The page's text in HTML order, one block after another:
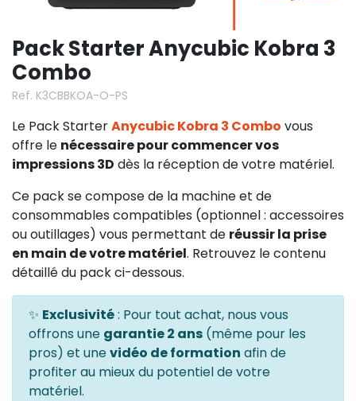
Pack Starter Anycubic Kobra 3
Combo
Ref. K3CBBKOA-O-PS
Le Pack StarterAnycubic Kobra 3 Combo vous
offre le nécessaire pour commencer vos
impressions 3D dès la réception de votre matériel.
Ce pack se compose de la machine et de
consommables compatibles (optionnel : accessoires
ou outillages) vous permettant de réussir la prise
en main de votre matériel. Retrouvez le contenu
détaillé du pack ci-dessous.
✨ Exclusivité: Pour tout achat, nous vous
offrons une garantie 2 ans (même pour les
pros) et unevidéo de formation afin de
profiter au mieux du potentiel de votre
matériel.